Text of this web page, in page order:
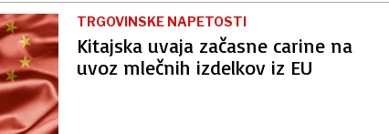
TRGOVINSKE NAPETOSTI
Kitajska uvaja začasne carine na
uvoz mlečnih izdelkov iz EU